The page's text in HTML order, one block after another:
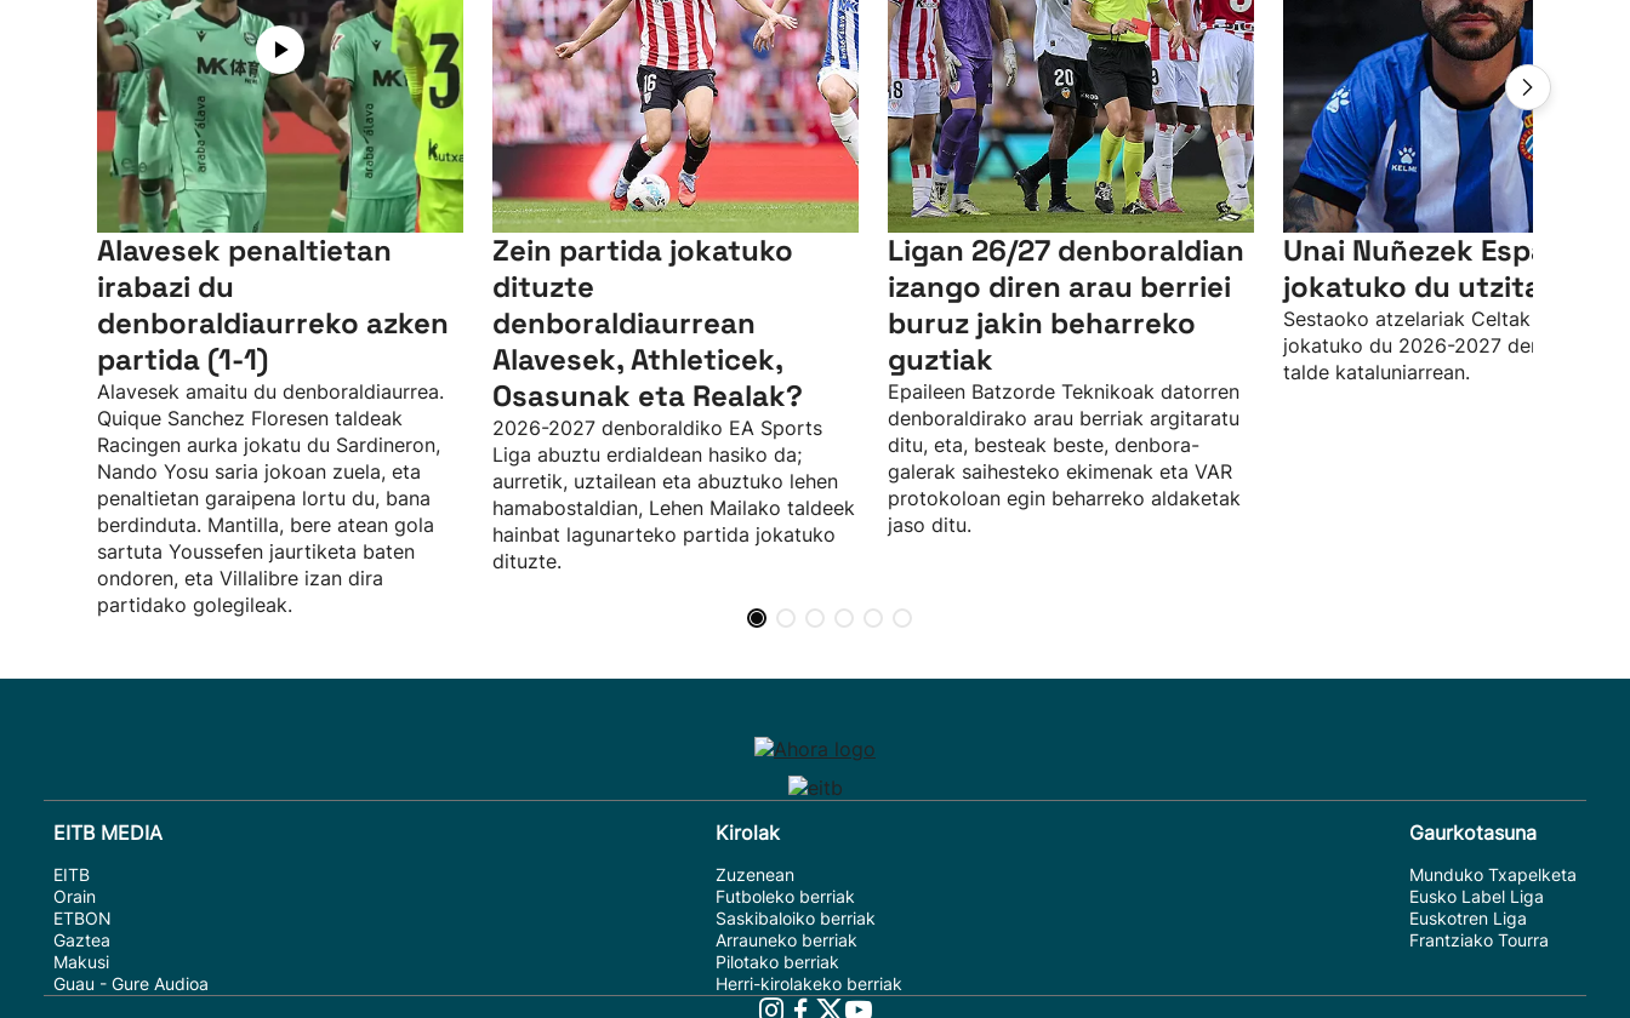
Alavesek penaltietan
irabazi du
denboraldiaurreko azken
partida (1-1)
Alavesek amaitu du denboraldiaurrea.
Quique Sanchez Floresen taldeak
Racingen aurka jokatu du Sardineron,
Nando Yosu saria jokoan zuela, eta
penaltietan garaipena lortu du, bana
berdinduta. Mantilla, bere atean gola
sartuta Youssefen jaurtiketa baten
ondoren, eta Villalibre izan dira
partidako golegileak.
Zein partida jokatuko
dituzte
denboraldiaurrean
Alavesek, Athleticek,
Osasunak eta Realak?
2026-2027 denboraldiko EA Sports
Liga abuztu erdialdean hasiko da;
aurretik, uztailean eta abuztuko lehen
hamabostaldian, Lehen Mailako taldeek
hainbat lagunarteko partida jokatuko
dituzte.
Ligan 26/27 denboraldian
izango diren arau berriei
buruz jakin beharreko
guztiak
Epaileen Batzorde Teknikoak datorren
denboraldirako arau berriak argitaratu
ditu, eta, besteak beste, denbora-
galerak saihesteko ekimenak eta VAR
protokoloan egin beharreko aldaketak
jaso ditu.
Unai Nuñezek
jokatuko du utzita
Sestaoko atzelariak Celtak utzita
jokatuko du 2026-2027 denboraldia
talde kataluniarrean.
EITB MEDIA
EITB
Orain
ETBON
Gaztea
Makusi
Guau - Gure Audioa
Kirolak
Zuzenean
Futboleko berriak
Saskibaloiko berriak
Arrauneko berriak
Pilotako berriak
Herri-kirolakeko berriak
Gaurkotasuna
Munduko Txapelketa
Eusko Label Liga
Euskotren Liga
Frantziako Tourra